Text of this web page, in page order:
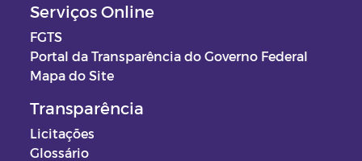
Serviços Online
FGTS
Portal da Transparência do Governo Federal
Mapa do Site
Transparência
Licitações
Glossário